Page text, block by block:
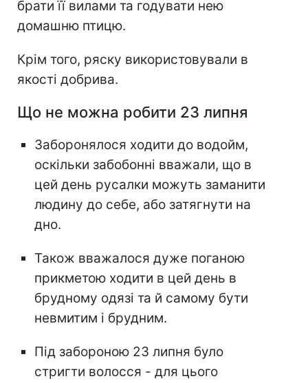
брати її вилами та годувати нею
домашню птицю.
Крім того, ряску використовували в
якості добрива.
Що не можна робити 23 липня
Заборонялося ходити до водойм,
оскільки забобонні вважали, що в
цей день русалки можуть заманити
людину до себе, або затягнути на
дно.
Також вважалося дуже поганою
прикметою ходити в цей день в
брудному одязі та й самому бути
невмитим і брудним.
Під забороною 23 липня було
стригти волосся - для цього